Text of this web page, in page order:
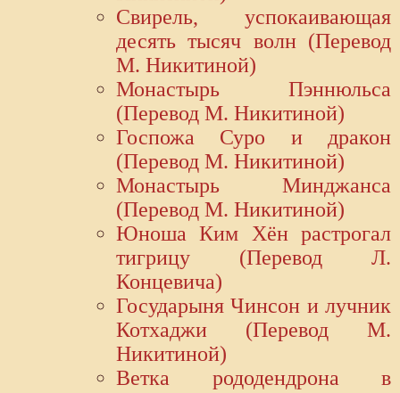
Свирель, успокаивающая
десять тысяч волн (Перевод
М. Никитиной)
Монастырь Пэннюльса
(Перевод М. Никитиной)
Госпожа Суро и дракон
(Перевод М. Никитиной)
Монастырь Минджанса
(Перевод М. Никитиной)
Юноша Ким Хён растрогал
тигрицу (Перевод Л.
Концевича)
Государыня Чинсон и лучник
Котхаджи (Перевод М.
Никитиной)
Ветка рододендрона в